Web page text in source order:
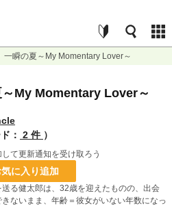
一瞬の夏～My Momentary Lover～
～My Momentary Lover～
： 2 件 ）
て更新通知を受け取ろう
気に入り追加
る健太郎は、32歳を迎えたものの、出会
ないまま、年齢＝彼女がいない年数になっ